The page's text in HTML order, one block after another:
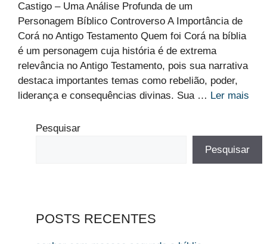
Castigo – Uma Análise Profunda de um
Personagem Bíblico Controverso A Importância de
Corá no Antigo Testamento Quem foi Corá na bíblia
é um personagem cuja história é de extrema
relevância no Antigo Testamento, pois sua narrativa
destaca importantes temas como rebelião, poder,
liderança e consequências divinas. Sua … Ler mais
Pesquisar
Pesquisar
POSTS RECENTES